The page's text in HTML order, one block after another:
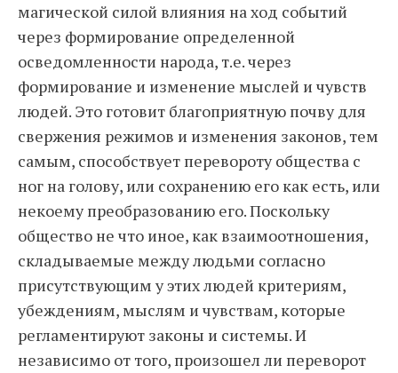
магической силой влияния на ход событий
через формирование определенной
осведомленности народа, т.е. через
формирование и изменение мыслей и чувств
людей. Это готовит благоприятную почву для
свержения режимов и изменения законов, тем
самым, способствует перевороту общества с
ног на голову, или сохранению его как есть, или
некоему преобразованию его. Поскольку
общество не что иное, как взаимоотношения,
складываемые между людьми согласно
присутствующим у этих людей критериям,
убеждениям, мыслям и чувствам, которые
регламентируют законы и системы. И
независимо от того, произошел ли переворот